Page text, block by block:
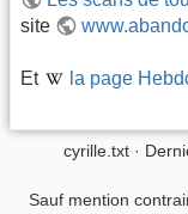
site
Et la page
cyrille.txt ·
Sauf mention